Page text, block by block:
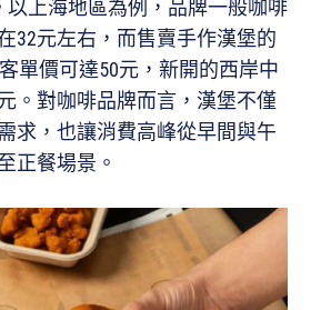
以上海地區為例，品牌一般咖啡
32元左右，而售賣手作漢堡的
單價可達50元，新開的西岸中
。對咖啡品牌而言，漢堡不僅
求，也讓消費高峰從早間與午
正餐場景。